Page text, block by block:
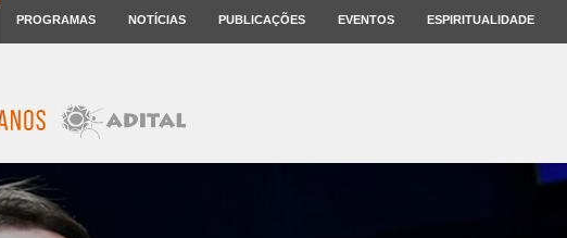
PROGRAMAS NOTÍCIAS PUBLICAÇÕES EVENTOS ESPIRITUALIDADE